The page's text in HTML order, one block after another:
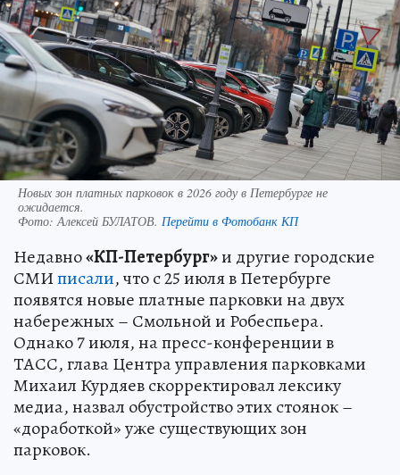
Новых зон платных парковок в 2026 году в Петербурге не
ожидается.
Фото: Алексей БУЛАТОВ. Перейти в Фотобанк КП
Недавно«КП-Петербург»и другие городские
СМИписали, что с 25 июля в Петербурге
появятся новые платные парковки на двух
набережных – Смольной и Робеспьера.
Однако 7 июля, на пресс-конференции в
ТАСС, глава Центра управления парковками
Михаил Курдяев скорректировал лексику
медиа, назвал обустройство этих стоянок –
«доработкой» уже существующих зон
парковок.